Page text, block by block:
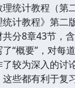
计教程（第二
计教程》第二
分8章43节，
“概要”，对每
较为深入的讨
些都有利于复